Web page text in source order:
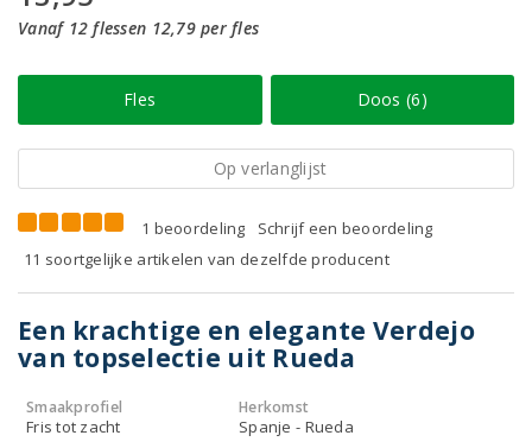
Vanaf 12 flessen 12,79 per fles
Fles Doos (6)
Op verlanglijst
1 beoordeling
Schrijf een beoordeling
11 soortgelijke artikelen van dezelfde producent
Een krachtige en elegante Verdejo
van topselectie uit Rueda
Smaakprofiel
Fris tot zacht
Herkomst
Spanje - Rueda